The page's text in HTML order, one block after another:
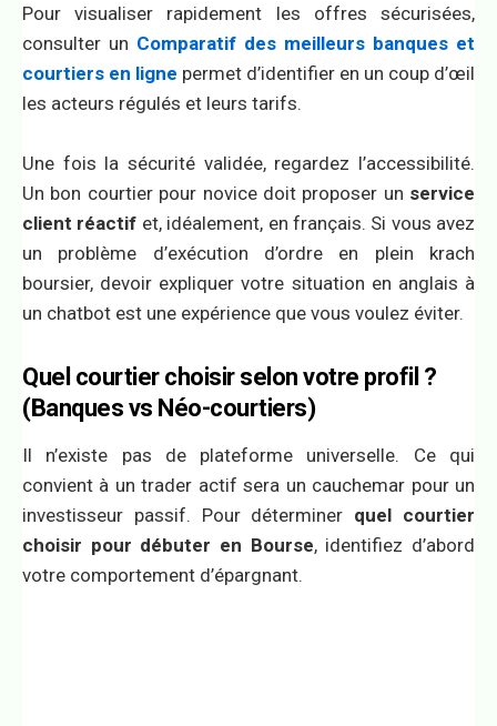
Pour visualiser rapidement les offres sécurisées,
consulter un Comparatif des meilleurs banques et
courtiers en ligne permet d’identifier en un coup d’œil
les acteurs régulés et leurs tarifs.
Une fois la sécurité validée, regardez l’accessibilité.
Un bon courtier pour novice doit proposer un service
client réactif et, idéalement, en français. Si vous avez
un problème d’exécution d’ordre en plein krach
boursier, devoir expliquer votre situation en anglais à
un chatbot est une expérience que vous voulez éviter.
Quel courtier choisir selon votre profil ?
(Banques vs Néo-courtiers)
Il n’existe pas de plateforme universelle. Ce qui
convient à un trader actif sera un cauchemar pour un
investisseur passif. Pour déterminer quel courtier
choisir pour débuter en Bourse, identifiez d’abord
votre comportement d’épargnant.